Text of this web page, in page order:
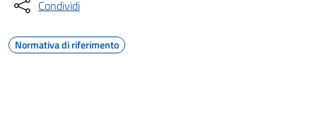
Condividi
Normativa di riferimento